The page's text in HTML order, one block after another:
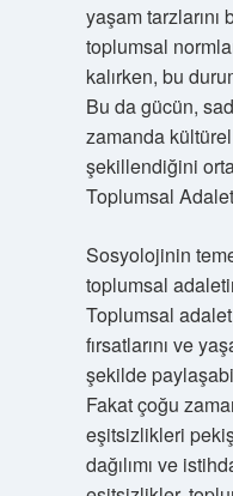
yaşam
toplumsal
kalırken, bu
Bu da gücün,
zamanda
şekillendiğini
Toplumsal
Sosyolojinin
toplumsal
Toplumsal
fırsatlarını ve
şekilde
Fakat çoğu
eşitsizlikleri
dağılımı ve